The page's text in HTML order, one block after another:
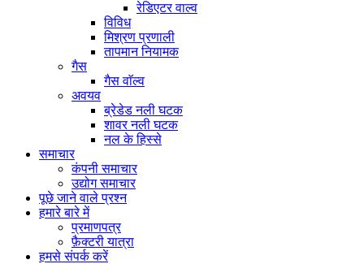
रेडिएटर वाल्व
विविध
मिश्रण प्रणाली
तापमान नियामक
गैस
गैस वाॅल्व
अवयव
ब्रेडेड नली घटक
शावर नली घटक
नल के हिस्से
समाचार
कंपनी समाचार
उद्योग समाचार
पूछे जाने वाले प्रश्न
हमारे बारे में
प्रमाणपत्र
फ़ैक्टरी यात्रा
हमसे संपर्क करें